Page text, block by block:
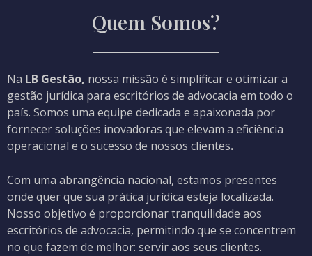
Quem Somos?
Na LB Gestão, nossa missão é simplificar e otimizar a
gestão jurídica para escritórios de advocacia em todo o
país. Somos uma equipe dedicada e apaixonada por
fornecer soluções inovadoras que elevam a eficiência
operacional e o sucesso de nossos clientes.
Com uma abrangência nacional, estamos presentes
onde quer que sua prática jurídica esteja localizada.
Nosso objetivo é proporcionar tranquilidade aos
escritórios de advocacia, permitindo que se concentrem
no que fazem de melhor: servir aos seus clientes.